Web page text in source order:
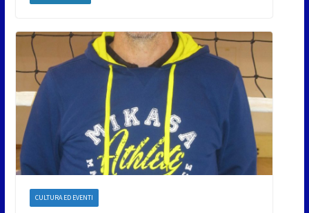
CULTURA ED EVENTI